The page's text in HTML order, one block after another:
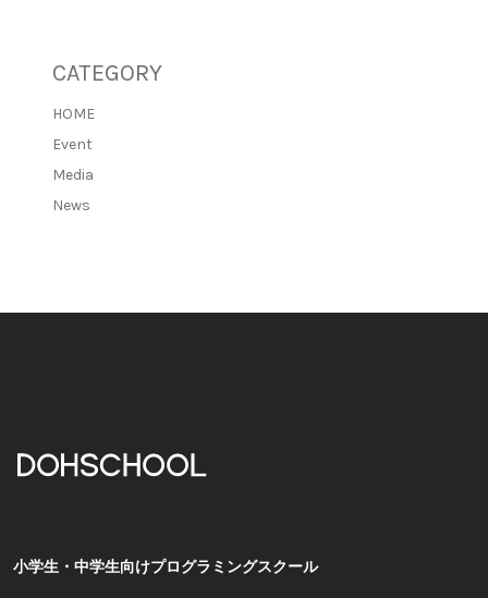
CATEGORY
HOME
Event
Media
News
小学生・中学生向けプログラミングスクール